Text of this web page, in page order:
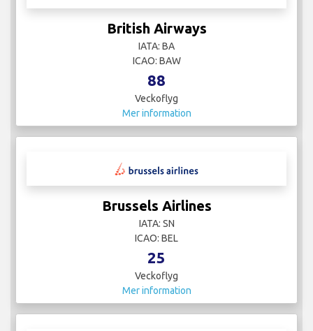
British Airways
IATA: BA
ICAO: BAW
88
Veckoflyg
Mer information
Brussels Airlines
IATA: SN
ICAO: BEL
25
Veckoflyg
Mer information